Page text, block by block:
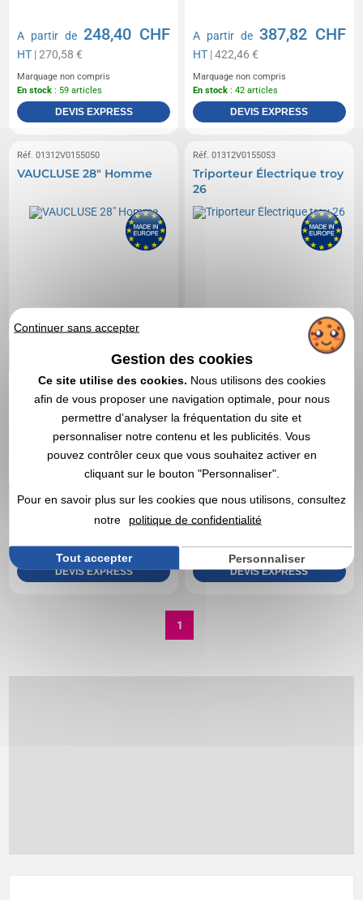
A partir de248,40 CHF
HT | 270,58 €
Marquage non compris
En stock : 59 articles
DEVIS EXPRESS
A partir de 387,82 CHF
HT | 422,46 €
Marquage non compris
En stock : 42 articles
DEVIS EXPRESS
Réf. 01312V0155050
VAUCLUSE 28" Homme
A partir de923,23 CHF
DEVIS EXPRESS
Réf. 01312V0155053
Triporteur Électrique troy
26
A partir de 2 355,75 CHF
| 2 566,18 €
En stock: 11 articles
DEVIS EXPRESS
1
Continuer sans accepter
Gestion des cookies
Ce site utilise des cookies. Nous utilisons des cookies
afin de vous proposer une navigation optimale, pour nous
permettre d’analyser la fréquentation du site et
personnaliser notre contenu et les publicités. Vous
pouvez contrôler ceux que vous souhaitez activer en
cliquant sur le bouton "Personnaliser".
Pour en savoir plus sur les cookies que nous utilisons, consultez
notre
politique de confidentialité
Tout accepter Personnaliser